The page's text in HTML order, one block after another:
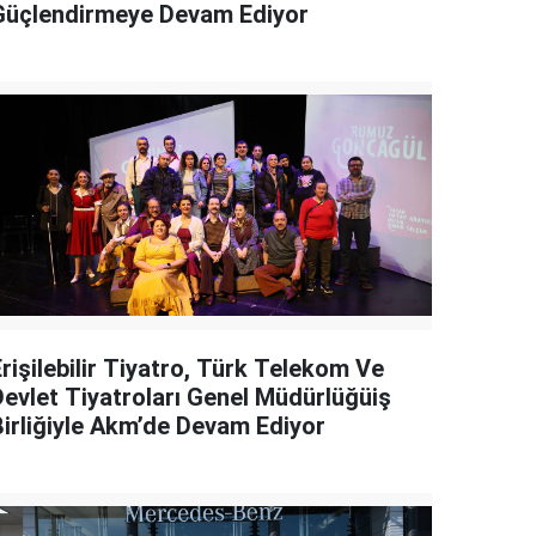
Devam Ediyor
Tiyatro, Türk Telekom Ve
Tiyatroları Genel Müdürlüğüiş
Akm’de Devam Ediyor